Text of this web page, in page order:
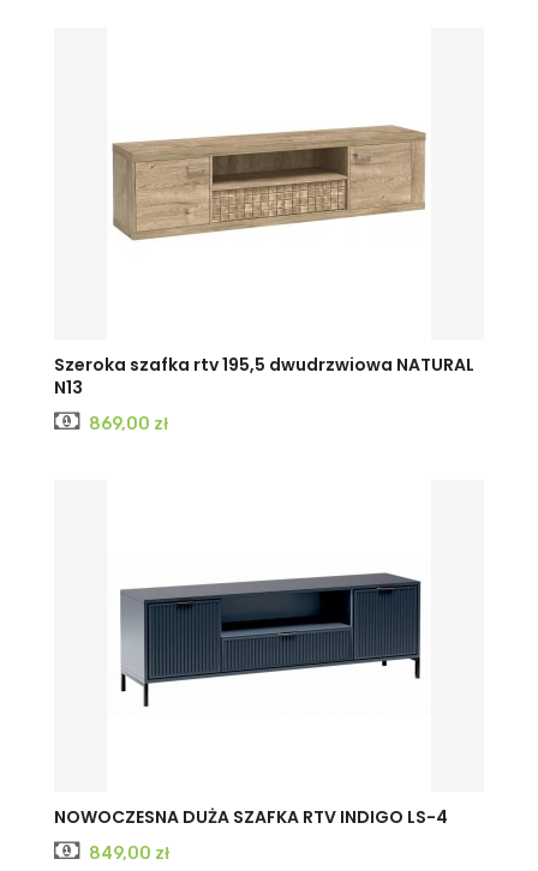
Szeroka szafka rtv 195,5 dwudrzwiowa NATURAL
N13
Cena
869,00 zł
CASHMERE
INDIGO
NOWOCZESNA DUŻA SZAFKA RTV INDIGO LS-4
Cena
849,00 zł